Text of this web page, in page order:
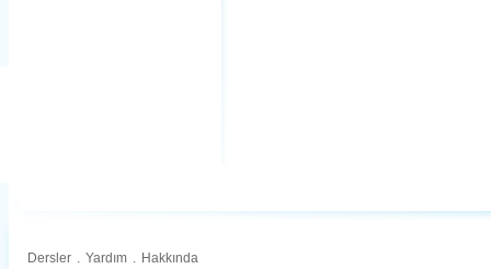
Dersler . Yardım . Hakkında